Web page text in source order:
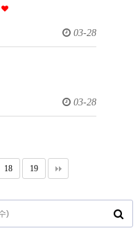
03-28
03-28
18 19